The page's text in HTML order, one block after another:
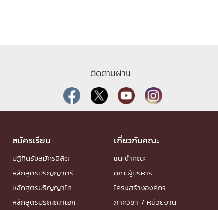
ติดตามผ่าน
สมัครเรียน
ปฏิทินรับสมัครนิสิต
หลักสูตรปริญญาตรี
หลักสูตรปริญญาโท
หลักสูตรปริญญาเอก
เกี่ยวกับคณะ
แนะนำคณะ
คณะผู้บริหาร
โครงสร้างองค์กร
ภาควิชา / หน่วยงาน